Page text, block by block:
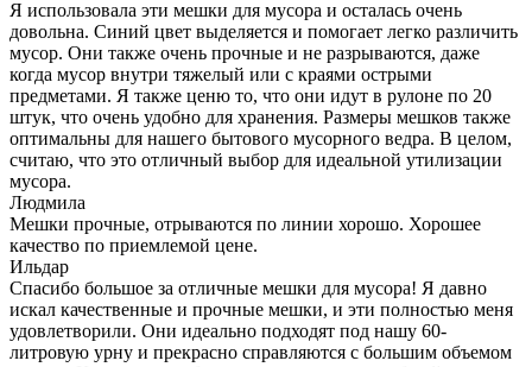
Я использовала эти мешки для мусора и осталась очень
довольна. Синий цвет выделяется и помогает легко различить
мусор. Они также очень прочные и не разрываются, даже
когда мусор внутри тяжелый или с краями острыми
предметами. Я также ценю то, что они идут в рулоне по 20
штук, что очень удобно для хранения. Размеры мешков также
оптимальны для нашего бытового мусорного ведра. В целом,
считаю, что это отличный выбор для идеальной утилизации
мусора.
Людмила
Мешки прочные, отрываются по линии хорошо. Хорошее
качество по приемлемой цене.
Ильдар
Спасибо большое за отличные мешки для мусора! Я давно
искал качественные и прочные мешки, и эти полностью меня
удовлетворили. Они идеально подходят под нашу 60-
литровую урну и прекрасно справляются с большим объемом